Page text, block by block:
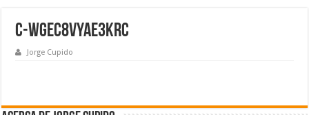
C-Wgec8VYAE3KRc
Jorge Cupido